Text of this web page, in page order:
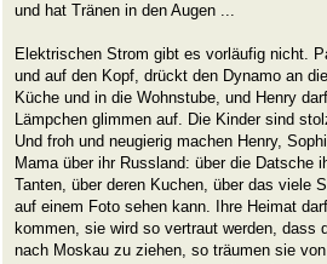
und hat Tränen in den Augen ...
Elektrischen Strom gibt es vorläufig nicht.
und auf den Kopf, drückt den Dynamo an
Küche und in die Wohnstube, und Henry
Lämpchen glimmen auf. Die Kinder sind
Und froh und neugierig machen Henry,
Mama über ihr Russland: über die Datsche
Tanten, über deren Kuchen, über das viele
auf einem Foto sehen kann. Ihre Heimat
kommen, sie wird so vertraut werden, dass
nach Moskau zu ziehen, so träumen sie